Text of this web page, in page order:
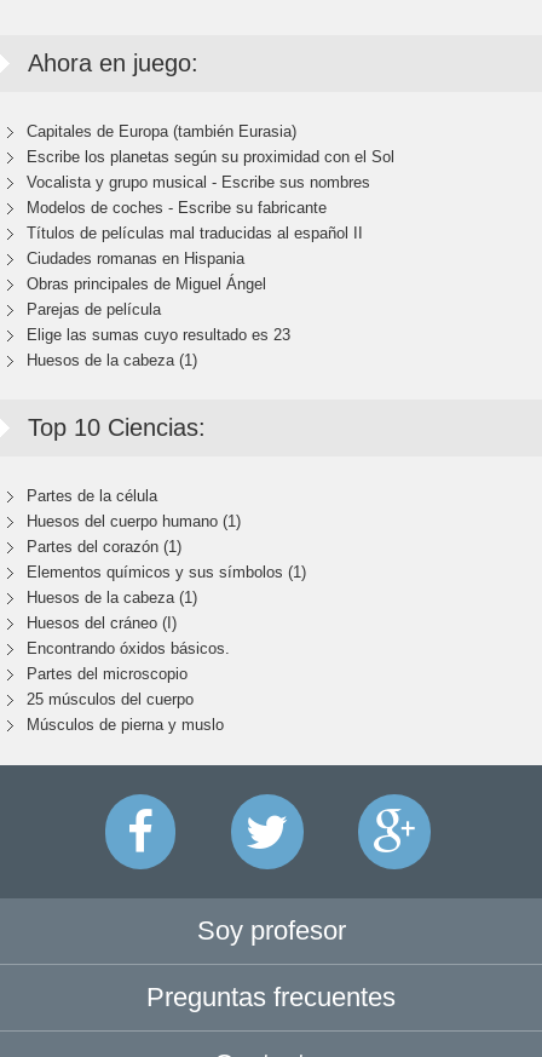
Ahora en juego:
Capitales de Europa (también Eurasia)
Escribe los planetas según su proximidad con el Sol
Vocalista y grupo musical - Escribe sus nombres
Modelos de coches - Escribe su fabricante
Títulos de películas mal traducidas al español II
Ciudades romanas en Hispania
Obras principales de Miguel Ángel
Parejas de película
Elige las sumas cuyo resultado es 23
Huesos de la cabeza (1)
Top 10 Ciencias:
Partes de la célula
Huesos del cuerpo humano (1)
Partes del corazón (1)
Elementos químicos y sus símbolos (1)
Huesos de la cabeza (1)
Huesos del cráneo (I)
Encontrando óxidos básicos.
Partes del microscopio
25 músculos del cuerpo
Músculos de pierna y muslo
Soy profesor
Preguntas frecuentes